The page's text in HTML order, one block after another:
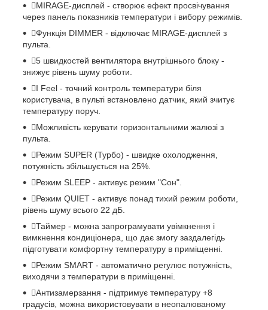
MIRAGE-дисплей - створює ефект просвічування
через панель показників температури і вибору режимів.
Функція DIMMER - відключає MIRAGE-дисплей з
пульта.
5 швидкостей вентилятора внутрішнього блоку -
знижує рівень шуму роботи.
I Feel - точний контроль температури біля
користувача, в пульті встановлено датчик, який зчитує
температуру поруч.
Можливість керувати горизонтальними жалюзі з
пульта.
Режим SUPER (Турбо) - швидке охолодження,
потужність збільшується на 25%.
Режим SLEEP - активує режим "Сон".
Режим QUIET - активує понад тихий режим роботи,
рівень шуму всього 22 дБ.
Таймер - можна запрограмувати увімкнення і
вимкнення кондиціонера, що дає змогу заздалегідь
підготувати комфортну температуру в приміщенні.
Режим SMART - автоматично регулює потужність,
виходячи з температури в приміщенні.
Антизамерзання - підтримує температуру +8
градусів, можна використовувати в неопалюваному